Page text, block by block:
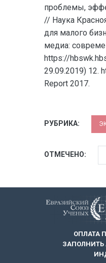
проблемы,
// Наука
для малого
медиа:
https://
29.09.2019) 12.
Report 2017.
РУБРИКА:
ОТМЕЧЕНО:
ОПЛАТА
ЗАПОЛНИТЬ